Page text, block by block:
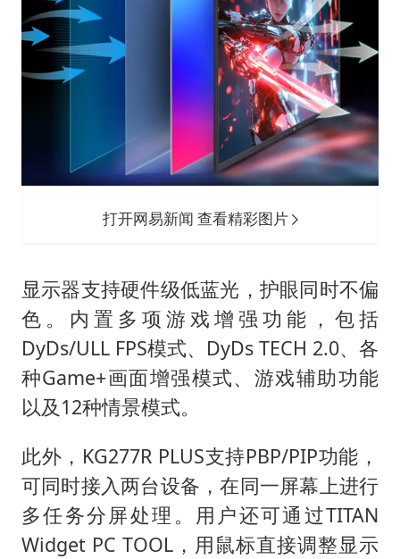
打开网易新闻 查看精彩图片
显示器支持硬件级低蓝光，护眼同时不偏
色。内置多项游戏增强功能，包括
DyDs/ULL FPS模式、DyDs TECH 2.0、各
种Game+画面增强模式、游戏辅助功能
以及12种情景模式。
此外，KG277R PLUS支持PBP/PIP功能，
可同时接入两台设备，在同一屏幕上进行
多任务分屏处理。用户还可通过TITAN
Widget PC TOOL，用鼠标直接调整显示